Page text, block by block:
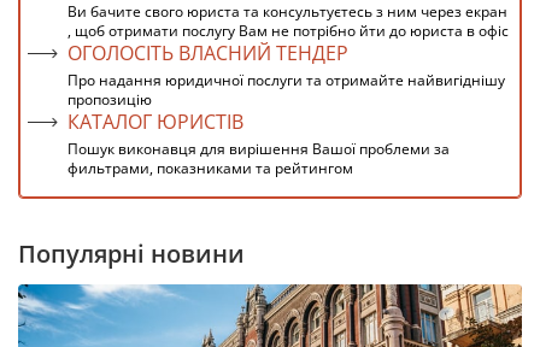
Ви бачите свого юриста та консультуєтесь з ним через екран
, щоб отримати послугу Вам не потрібно йти до юриста в офіс
ОГОЛОСІТЬ ВЛАСНИЙ ТЕНДЕР
Про надання юридичної послуги та отримайте найвигіднішу
пропозицію
КАТАЛОГ ЮРИСТІВ
Пошук виконавця для вирішення Вашої проблеми за
фильтрами, показниками та рейтингом
Популярні новини